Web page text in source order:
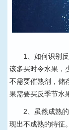
1、如何识别反
该多买时令水果，
不需要催熟剂，储
果需要买反季节水
2、虽然成熟的
现出不成熟的特征